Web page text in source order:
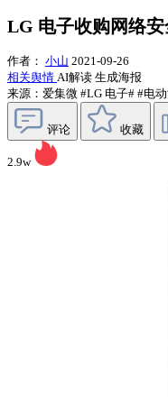
LG 电子收购网络
作者： 小山 2021-09-26
相关舆情 AI解读 生成海报
来源：爱集微 #LG 电子# #电
评论 收藏
2.9w